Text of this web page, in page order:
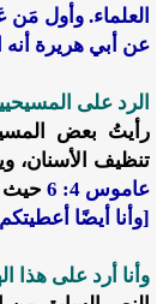
العلماء. وأول
عن أبي هريرة
الرد على
رأيتُ بعض
تنظيف الأسنان،
عاموس 4: 6
حيث
[وأنا أيضًا
وأنا أرد على هذا